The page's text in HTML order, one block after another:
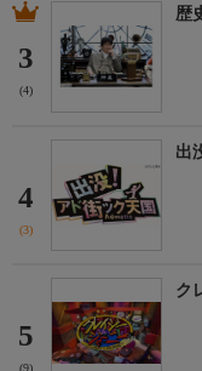
3
(4)
歴
4
(3)
出
5
(9)
ク